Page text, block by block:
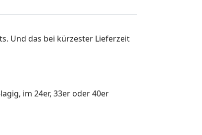
Und das bei kürzester Lieferzeit
im 24er, 33er oder 40er